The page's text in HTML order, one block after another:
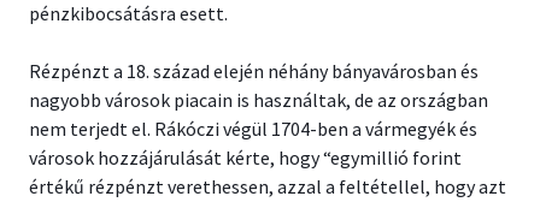
pénzkibocsátásra esett.
Rézpénzt a 18. század elején néhány bányavárosban és
nagyobb városok piacain is használtak, de az országban
nem terjedt el. Rákóczi végül 1704-ben a vármegyék és
városok hozzájárulását kérte, hogy “egymillió forint
értékű rézpénzt verethessen, azzal a feltétellel, hogy azt